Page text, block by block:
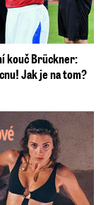
kouč Brückner:
Jak je na tom?
táta nevidí